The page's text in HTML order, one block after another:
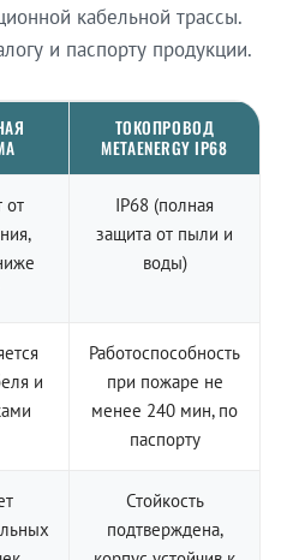
кабельной трассы.
и паспорту продукции.
ТОКОПРОВОД
METAENERGY IP68
от
IP68 (полная
защита от пыли и
воды)
и
Работоспособность
при пожаре не
менее 240 мин, по
паспорту
Стойкость
подтверждена,